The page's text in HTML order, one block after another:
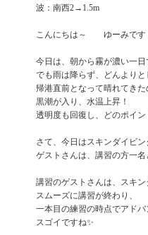
波：南西2→1.5m
こんにちは～ ゆーみです
今日は、朝から霧が濃い一日
でも雨は降らず、どんより
帰港直前となって晴れてき
黒潮が入り、水温上昇！
透明度も回復し、どのポイ
さて、今日はスキンダイビ
ゲストさんは、講習の方一
講習のゲストさんは、スキン
スムーズに講習が終わり、
一本目の練習の時点でアド
スゴイですね✨